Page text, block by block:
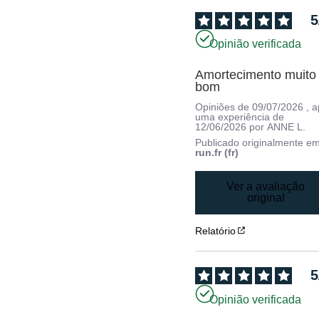
5
Opinião verificada
Amortecimento muito
bom
Opiniões de09/07/2026
,
uma experiência de
12/06/2026 porANNE L.
Publicado originalmente
run.fr (fr)
Ver a avaliação
original
Relatório
5
Opinião verificada